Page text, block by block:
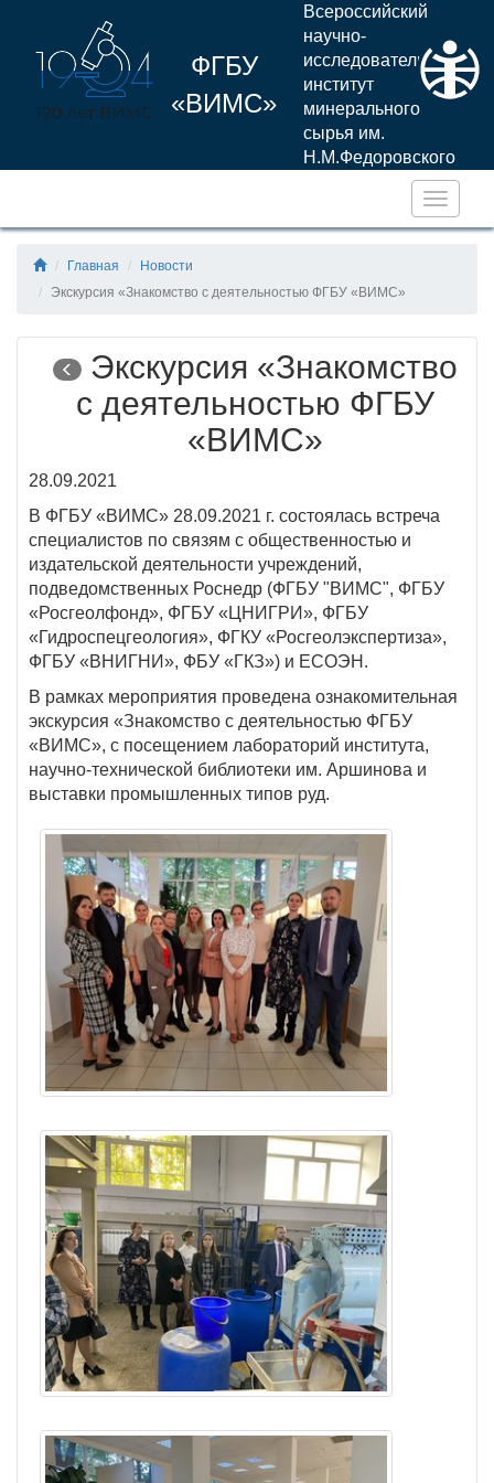
ФГБУ
«ВИМС»
Всероссийский
научно-
исследовательский
институт
минерального
сырья им.
Н.М.Федоровского
Главная
Новости
Экскурсия «Знакомство с деятельностью ФГБУ «ВИМС»
Экскурсия «Знакомство
с деятельностью ФГБУ
«ВИМС»
28.09.2021
В ФГБУ «ВИМС» 28.09.2021 г. состоялась встреча
специалистов по связям с общественностью и
издательской деятельности учреждений,
подведомственных Роснедр (ФГБУ "ВИМС", ФГБУ
«Росгеолфонд», ФГБУ «ЦНИГРИ», ФГБУ
«Гидроспецгеология», ФГКУ «Росгеолэкспертиза»,
ФГБУ «ВНИГНИ», ФБУ «ГКЗ») и ЕСОЭН.
В рамках мероприятия проведена ознакомительная
экскурсия «Знакомство с деятельностью ФГБУ
«ВИМС», с посещением лабораторий института,
научно-технической библиотеки им. Аршинова и
выставки промышленных типов руд.